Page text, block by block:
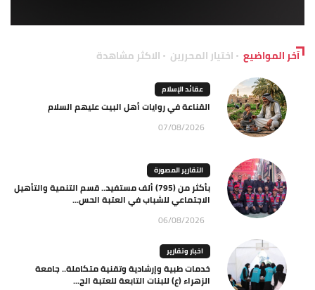
آخر المواضيع اختيار المحررين الاكثر مشاهدة
عقائد الإسلام
القناعة في روايات أهل البيت عليهم السلام
07/08/2026
التقارير المصورة
بأكثر من (795) ألف مستفيد.. قسم التنمية والتأهيل
الاجتماعي للشباب في العتبة الحس...
06/08/2026
اخبار وتقارير
خدمات طبية وإرشادية وتقنية متكاملة.. جامعة
الزهراء (ع) للبنات التابعة للعتبة الح...